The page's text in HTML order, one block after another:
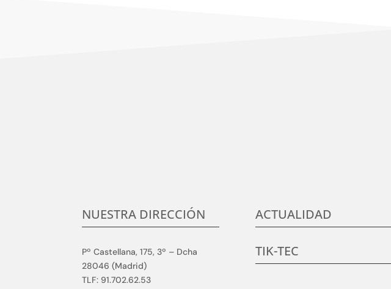
NUESTRA DIRECCIÓN
Pº Castellana, 175, 3º – Dcha
28046 (Madrid)
TLF: 91.702.62.53
ACTUALIDAD
TIK-TEC